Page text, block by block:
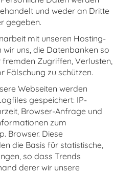
und weder an Dritte
gegeben.
mit unseren Hosting-
uns, die Datenbanken so
Zugriffen, Verlusten,
Fälschung zu schützen.
Webseiten werden
gespeichert: IP-
Browser-Anfrage und
zum
Browser. Diese
die Basis für statistische,
so dass Trends
derer wir unsere